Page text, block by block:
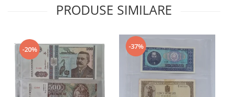
PRODUSE SIMILARE
-20% -37%